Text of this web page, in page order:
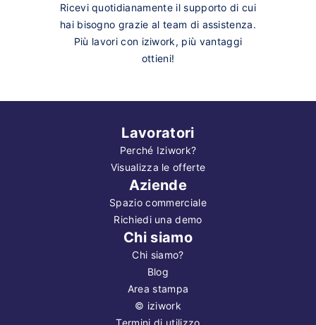
Ricevi quotidianamente il supporto di cui
hai bisogno grazie al team di assistenza.
Più lavori con iziwork, più vantaggi
ottieni!
Lavoratori
Perché Iziwork?
Visualizza le offerte
Aziende
Spazio commerciale
Richiedi una demo
Chi siamo
Chi siamo?
Blog
Area stampa
© iziwork
Termini di utilizzo